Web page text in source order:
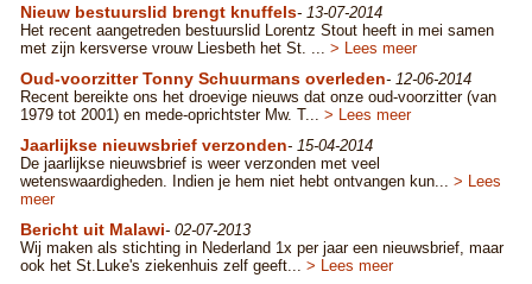
Nieuw bestuurslid brengt knuffels- 13-07-2014
Het recent aangetreden bestuurslid Lorentz Stout heeft in mei samen
met zijn kersverse vrouw Liesbeth het St. ... > Lees meer
Oud-voorzitter Tonny Schuurmans overleden- 12-06-2014
Recent bereikte ons het droevige nieuws dat onze oud-voorzitter (van
1979 tot 2001) en mede-oprichtster Mw. T... > Lees meer
Jaarlijkse nieuwsbrief verzonden- 15-04-2014
De jaarlijkse nieuwsbrief is weer verzonden met veel
wetenswaardigheden. Indien je hem niet hebt ontvangen kun... > Lees
meer
Bericht uit Malawi- 02-07-2013
Wij maken als stichting in Nederland 1x per jaar een nieuwsbrief, maar
ook het St.Luke's ziekenhuis zelf geeft... > Lees meer